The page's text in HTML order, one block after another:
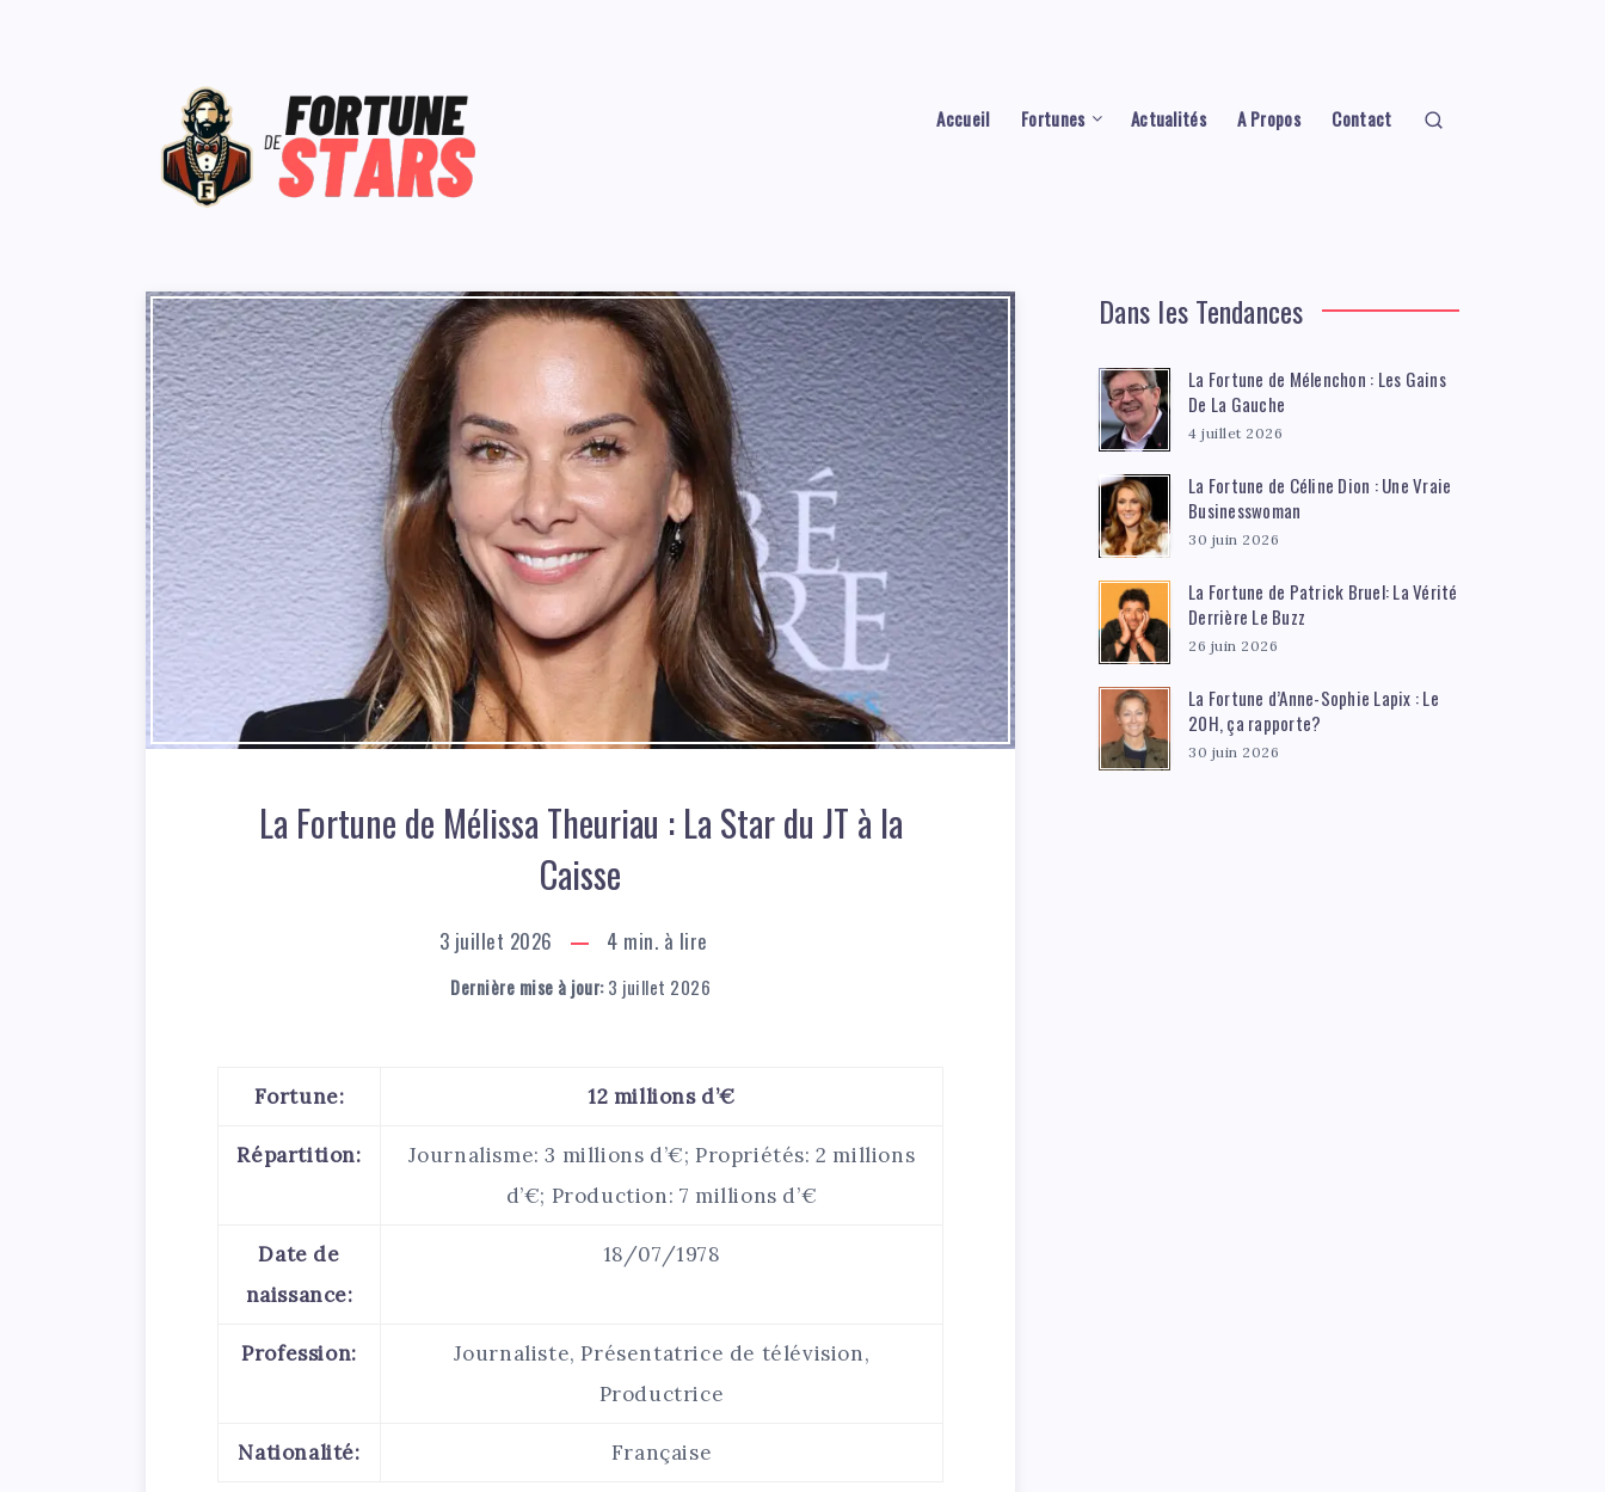
Accueil Fortunes Actualités A Propos Contact
La Fortune de Mélissa Theuriau : La Star du JT à la
Caisse
3 juillet 2026 4 min. à lire
Dernière mise à jour:3 juillet 2026
Fortune: 12 millions d’€
Répartition:
Journalisme: 3 millions d’€; Propriétés: 2 millions
d’€; Production: 7 millions d’€
Date de
naissance:
18/07/1978
Profession:
Journaliste, Présentatrice de télévision,
Productrice
Nationalité: Française
Dans les Tendances
La Fortune de Mélenchon : Les Gains
De La Gauche
4 juillet 2026
La Fortune de Céline Dion : Une Vraie
Businesswoman
30 juin 2026
La Fortune de Patrick Bruel: La Vérité
Derrière Le Buzz
26 juin 2026
La Fortune d’Anne-Sophie Lapix : Le
20H, ça rapporte?
30 juin 2026